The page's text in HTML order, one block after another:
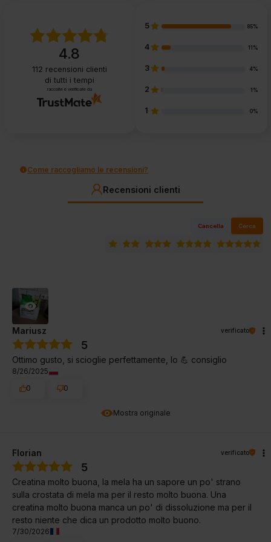
4.8
112 recensioni clienti
di tutti i tempi
raccolte e verificate da
5 85%
4 11%
3 4%
2 1%
1 0%
Come raccogliamo le recensioni?
Recensioni clienti
Cancella Cerca
Mostra originale
Mariusz verificato
5
Ottimo gusto, si scioglie perfettamente, lo 💪 consiglio
8/26/2025
0
0
Florian verificato
5
Creatina molto buona, la mela ha un sapore un po' strano
sulla crostata di mela ma per il resto molto buona. Una
creatina molto buona manca un po' di dissoluzione ma per il
resto niente che dica un prodotto molto buono.
7/30/2026